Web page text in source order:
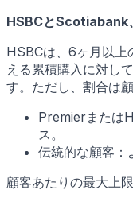
HSBCとScotiabank
HSBCは、6ヶ月以上
える累積購入に対し
す。ただし、割合は
Premierまたは
ス。
伝統的な顧客：
顧客あたりの最大上